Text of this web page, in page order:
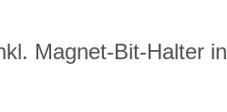
Magnet-Bit-Halter in